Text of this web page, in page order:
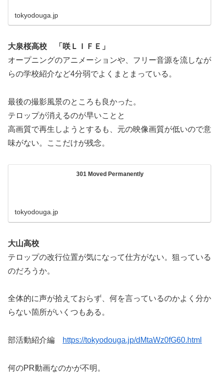
tokyodouga.jp
大泉桜高校 「咲ＬＩＦＥ」
オープニングのアニメーションや、フリー音源を流しなが
らの学校紹介など4分弱でよくまとまっている。
最後の撮影風景のところも良かった。
テロップが消えるのが早いことと
高画質で再生しようとするも、元の映像画質が低いので意
味がない。ここだけが残念。
301 Moved Permanently
tokyodouga.jp
大山高校
テロップの改行位置が気になって仕方がない。狙っている
のだろうか。
全体的に声が拾えておらず、何を言っているのかよく分か
らない箇所がいくつもある。
部活動紹介編 https://tokyodouga.jp/dMtaWz0fG60.html
何のPR動画なのかが不明。